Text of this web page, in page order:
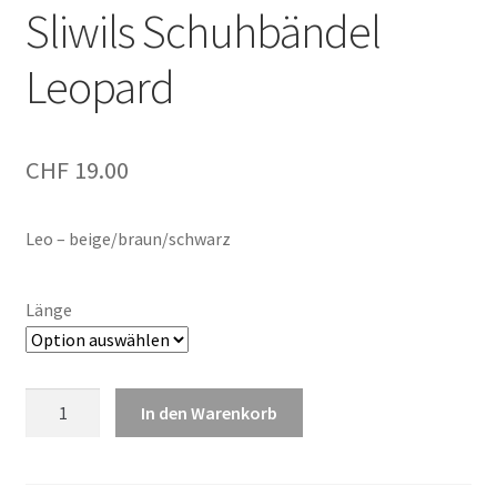
Sliwils Schuhbändel
Leopard
CHF19.00
Leo – beige/braun/schwarz
Länge
In den Warenkorb